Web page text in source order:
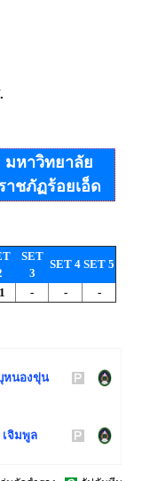
มหาวิทยาลัย
าชภัฏร้อยเอ็ด
SET
3
SET 4 SET 5
- - -
หนองขุ่น
จิมพูล